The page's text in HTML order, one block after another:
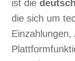
ist die
die sich um